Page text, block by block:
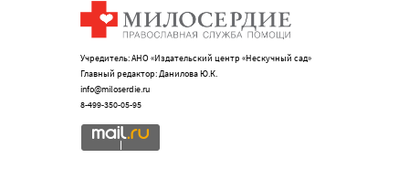
Учредитель: АНО «Издательский центр «Нескучный сад»
Главный редактор: Данилова Ю.К.
info@miloserdie.ru
8-499-350-05-95